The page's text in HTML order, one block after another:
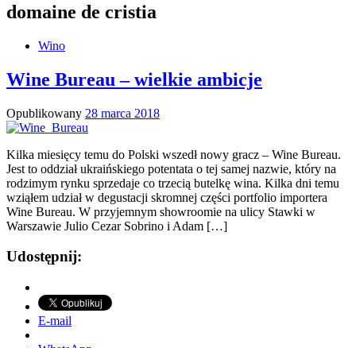
domaine de cristia
Wino
Wine Bureau – wielkie ambicje
Opublikowany 28 marca 2018
Kilka miesięcy temu do Polski wszedł nowy gracz – Wine Bureau.
Jest to oddział ukraińskiego potentata o tej samej nazwie, który na
rodzimym rynku sprzedaje co trzecią butelkę wina. Kilka dni temu
wziąłem udział w degustacji skromnej części portfolio importera
Wine Bureau. W przyjemnym showroomie na ulicy Stawki w
Warszawie Julio Cezar Sobrino i Adam […]
Udostępnij:
E-mail